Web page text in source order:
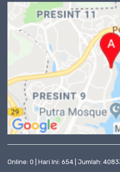
Online: 0 | Hari Ini: 654 | Jumlah: